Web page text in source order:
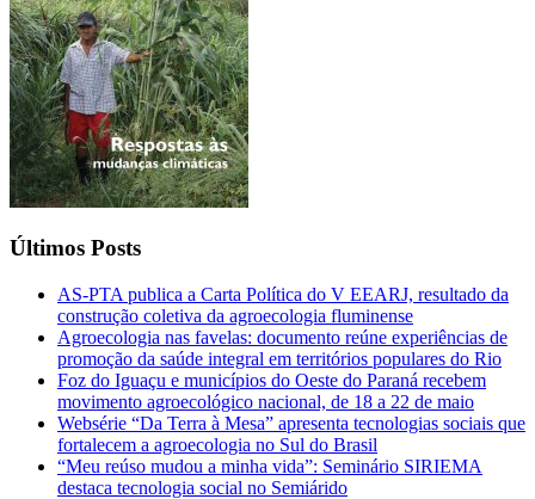
Últimos Posts
AS-PTA publica a Carta Política do V EEARJ, resultado da
construção coletiva da agroecologia fluminense
Agroecologia nas favelas: documento reúne experiências de
promoção da saúde integral em territórios populares do Rio
Foz do Iguaçu e municípios do Oeste do Paraná recebem
movimento agroecológico nacional, de 18 a 22 de maio
Websérie “Da Terra à Mesa” apresenta tecnologias sociais que
fortalecem a agroecologia no Sul do Brasil
“Meu reúso mudou a minha vida”: Seminário SIRIEMA
destaca tecnologia social no Semiárido